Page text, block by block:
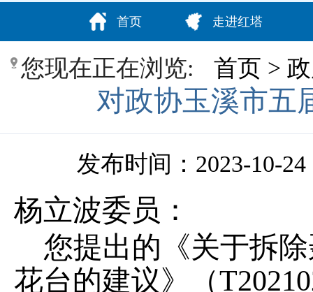
首页 走进红塔
您现在正在浏览: 首页 >
对政协玉溪市五
发布时间：2023-10-24
杨立波委员 ：
您提出的《关于拆
花台的建议》（T20210